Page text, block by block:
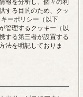
する目的のため、クッ
ーポリシー（以下
管理するクッキー（以
する第三者が設置する
法を明記しておりま